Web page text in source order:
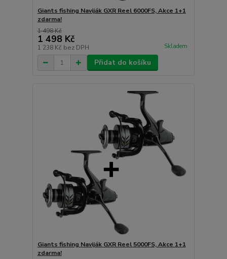
Giants fishing Naviják GXR Reel 6000FS, Akce 1+1
zdarma!
1 498 Kč
1 498 Kč
1 238 Kč bez DPH Skladem
Přidat do košíku
Giants fishing Naviják GXR Reel 5000FS, Akce 1+1
zdarma!